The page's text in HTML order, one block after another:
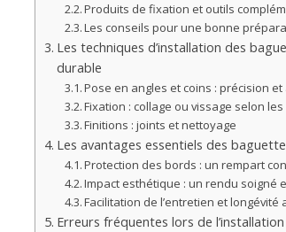
Produits de fixation et outils
Les conseils pour une bonne
Les techniques d’installation des
durable
Pose en angles et coins : précision
Fixation : collage ou vissage selon
Finitions : joints et nettoyage
Les avantages essentiels des
Protection des bords : un rempart
Impact esthétique : un rendu soigné
Facilitation de l’entretien et longévité
Erreurs fréquentes lors de